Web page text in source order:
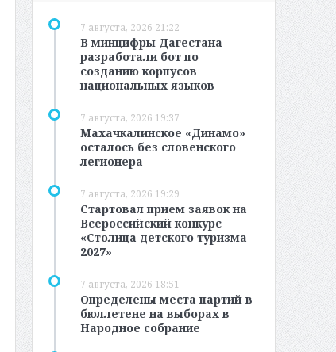
7 августа, 2026 21:22
В минцифры Дагестана
разработали бот по
созданию корпусов
национальных языков
7 августа, 2026 19:37
Махачкалинское «Динамо»
осталось без словенского
легионера
7 августа, 2026 19:29
Стартовал прием заявок на
Всероссийский конкурс
«Столица детского туризма –
2027»
7 августа, 2026 18:51
Определены места партий в
бюллетене на выборах в
Народное собрание